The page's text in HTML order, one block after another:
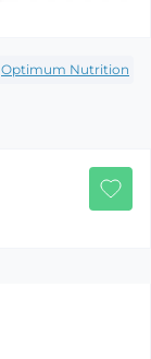
Optimum Nutrition